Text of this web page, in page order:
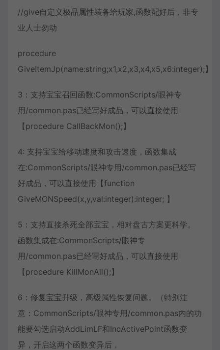
//give自定义极品属性装备给玩家,函数配好后，非专
业人士勿动
procedure
GiveItemJp(name:string;x1,x2,x3,x4,x5,x6:integer);】
3：支持宝宝召回函数:CommonScripts/眼神专
用/common.pas已经写好成品，可以直接使用
【procedure CallBackMon();】
4: 支持宝宝给移动速度和攻击速度，函数集成
在:CommonScripts/眼神专用/common.pas已经写
好成品，可以直接使用【function
GiveMONSpeed(x,y,val:integer):integer; 】
5：支持直接杀死全部宝宝，相对盘古方案更科学。
函数集成在:CommonScripts/眼神专
用/common.pas已经写好成品，可以直接使用
【procedure KillMonAll();】
6：修复宝宝升级，高级属性恢复问题。（特别注
意：CommonScripts/眼神专用/common.pas内的功
能要勾选启动AddLimLF和IncActivePoint函数变
异，开启这两个函数变异后，